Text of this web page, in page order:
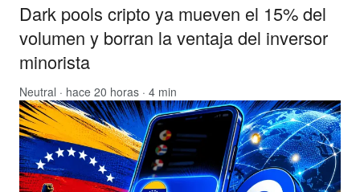
Dark pools cripto ya mueven el 15% del
volumen y borran la ventaja del inversor
minorista
Neutral · hace 20 horas · 4 min